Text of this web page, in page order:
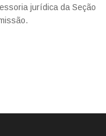
jurídica da Seção